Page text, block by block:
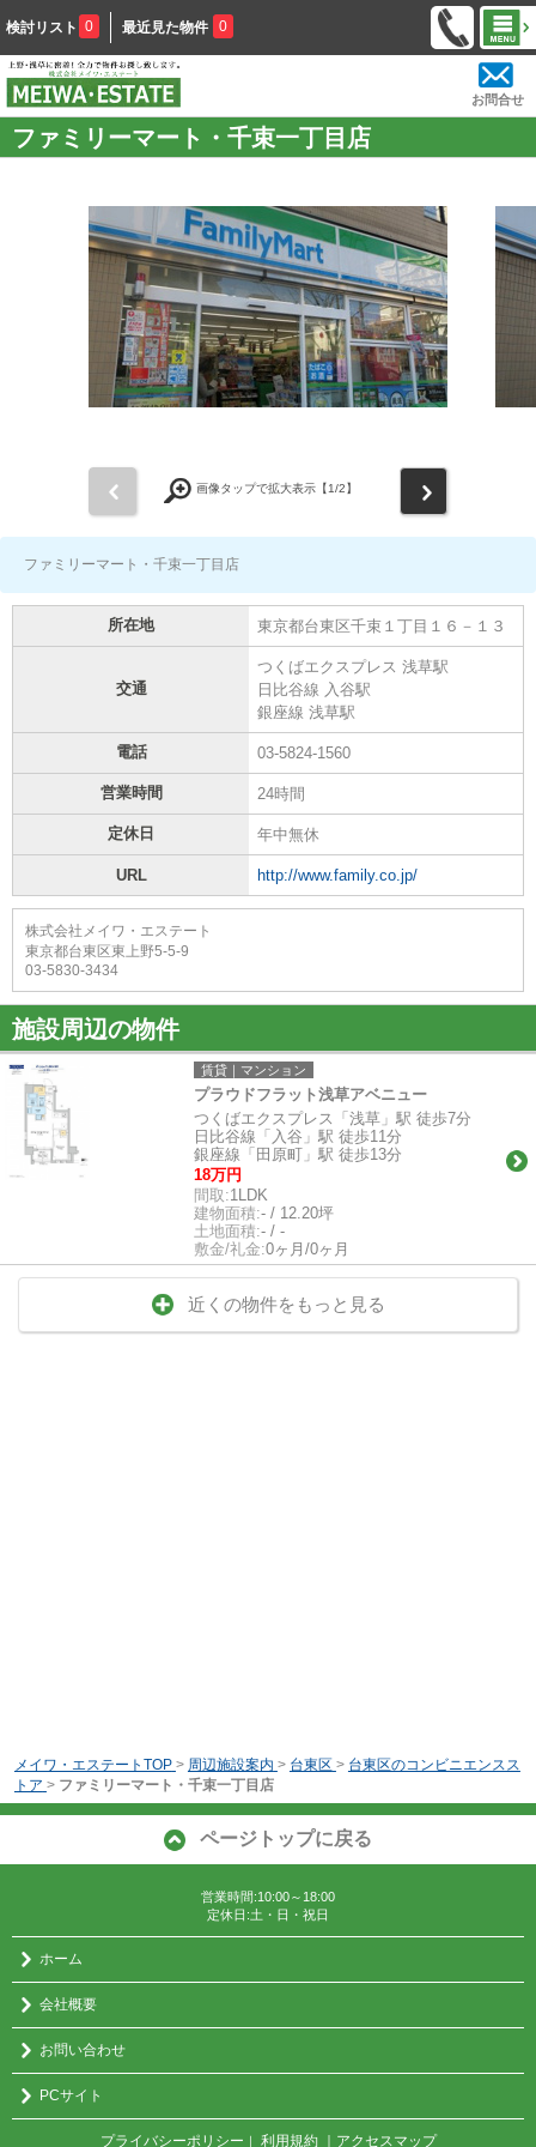
検討リスト 0 最近見た物件 0
お問合せ
ファミリーマート・千束一丁目店
画像タップで拡大表示【1/2】
ファミリーマート・千束一丁目店
所在地 東京都台東区千束１丁目１６－１３
交通
つくばエクスプレス 浅草駅
日比谷線 入谷駅
銀座線 浅草駅
電話 03-5824-1560
営業時間 24時間
定休日 年中無休
URL http://www.family.co.jp/
株式会社メイワ・エステート
東京都台東区東上野5-5-9
03-5830-3434
施設周辺の物件
賃貸｜マンション
プラウドフラット浅草アベニュー
つくばエクスプレス「浅草」駅 徒歩7分
日比谷線「入谷」駅 徒歩11分
銀座線「田原町」駅 徒歩13分
18万円
間取:1LDK
建物面積:- / 12.20坪
土地面積:- / -
敷金/礼金:0ヶ月/0ヶ月
近くの物件をもっと見る
メイワ・エステートTOP > 周辺施設案内 > 台東区 > 台東区のコンビニエンスス
トア > ファミリーマート・千束一丁目店
ページトップに戻る
営業時間:10:00～18:00
定休日:土・日・祝日
ホーム
会社概要
お問い合わせ
PCサイト
プライバシーポリシー ｜ 利用規約 ｜アクセスマップ